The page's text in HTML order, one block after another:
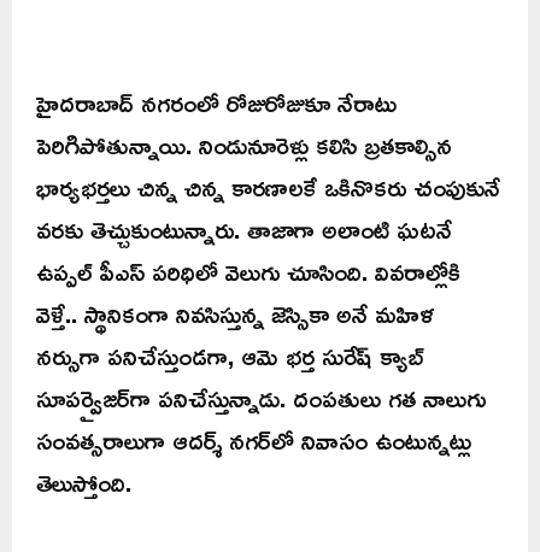
హైదరాబాద్ నగరంలో రోజురోజుకూ నేరాటు
పెరిగిపోతున్నాయి. నిండునూరెళ్లు కలిసి బ్రతకాల్సిన
భార్యభర్తలు చిన్న చిన్న కారణాలకే ఒకినొకరు చంపుకునే
వరకు తెచ్చుకుంటున్నారు. తాజాగా అలాంటి ఘటనే
ఉప్పల్ పీఎస్‌ పరిధిలో వెలుగు చూసింది. వివరాల్లోకి
వెళ్తే.. స్థానికంగా నివసిస్తున్న జెస్సికా అనే మహిళ
నర్సుగా పనిచేస్తుండగా, ఆమె భర్త సురేష్ క్యాబ్
సూపర్వైజర్‌గా పనిచేస్తున్నాడు. దంపతులు గత నాలుగు
సంవత్సరాలుగా ఆదర్శ్ నగర్‌లో నివాసం ఉంటున్నట్లు
తెలుస్తోంది.